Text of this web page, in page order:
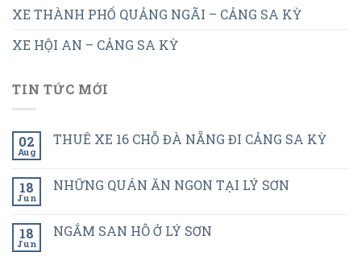
XE THÀNH PHỐ QUẢNG NGÃI – CẢNG SA KỲ
XE HỘI AN – CẢNG SA KỲ
TIN TỨC MỚI
02
Aug
THUÊ XE 16 CHỖ ĐÀ NẴNG ĐI CẢNG SA KỲ
18
Jun
NHỮNG QUÁN ĂN NGON TẠI LÝ SƠN
18
Jun
NGẮM SAN HÔ Ở LÝ SƠN